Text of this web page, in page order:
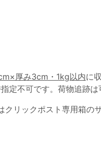
厚み3cm・1kg以内に
定不可です。荷物追跡
クリックポスト専用箱